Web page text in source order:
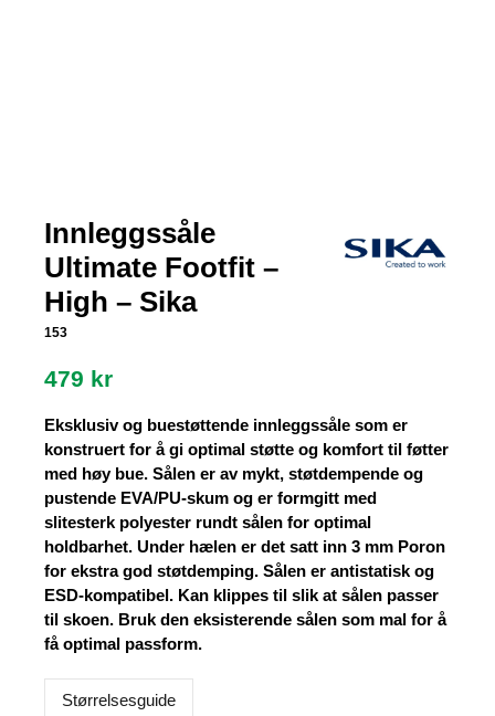
Innleggssåle
Ultimate Footfit –
High – Sika
153
479 kr
Eksklusiv og buestøttende innleggssåle som er
konstruert for å gi optimal støtte og komfort til føtter
med høy bue. Sålen er av mykt, støtdempende og
pustende EVA/PU-skum og er formgitt med
slitesterk polyester rundt sålen for optimal
holdbarhet. Under hælen er det satt inn 3 mm Poron
for ekstra god støtdemping. Sålen er antistatisk og
ESD-kompatibel. Kan klippes til slik at sålen passer
til skoen. Bruk den eksisterende sålen som mal for å
få optimal passform.
Størrelsesguide